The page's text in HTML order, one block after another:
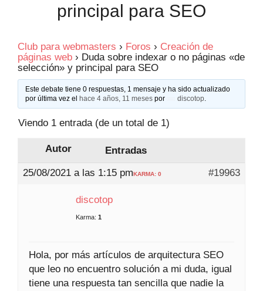
principal para SEO
Club para webmasters › Foros › Creación de
páginas web › Duda sobre indexar o no páginas «de
selección» y principal para SEO
Este debate tiene 0 respuestas, 1 mensaje y ha sido actualizado
por última vez el
hace 4 años, 11 meses por discotop.
Viendo 1 entrada (de un total de 1)
Autor
Entradas
25/08/2021 a las 1:15 pm
#19963
KARMA: 0
discotop
Karma: 1
Hola, por más artículos de arquitectura SEO
que leo no encuentro solución a mi duda, igual
tiene una respuesta tan sencilla que nadie la